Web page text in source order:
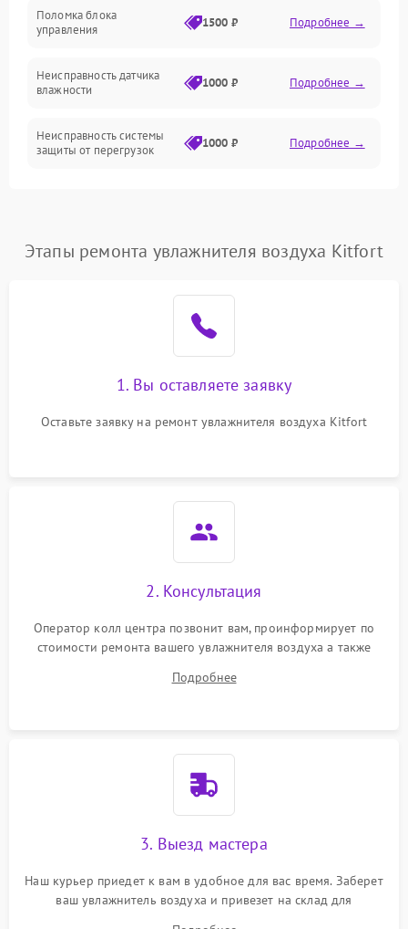
Датчики
Поломка блока
управления
1500 ₽ Подробнее →
Неисправность датчика
влажности
1000 ₽ Подробнее →
Неисправность системы
защиты от перегрузок
1000 ₽ Подробнее →
1000 ₽
Повреждение системы
перенапряжения
1000 ₽
1300 ₽
Этапы ремонта увлажнителя воздуха Kitfort
1. Вы оставляете заявку
Оставьте заявку на ремонт увлажнителя воздуха Kitfort
2. Консультация
Оператор колл центра позвонит вам, проинформирует по
стоимости ремонта вашего увлажнителя воздуха а также
Подробнее
3. Выезд мастера
Наш курьер приедет к вам в удобное для вас время. Заберет
ваш увлажнитель воздуха и привезет на склад для